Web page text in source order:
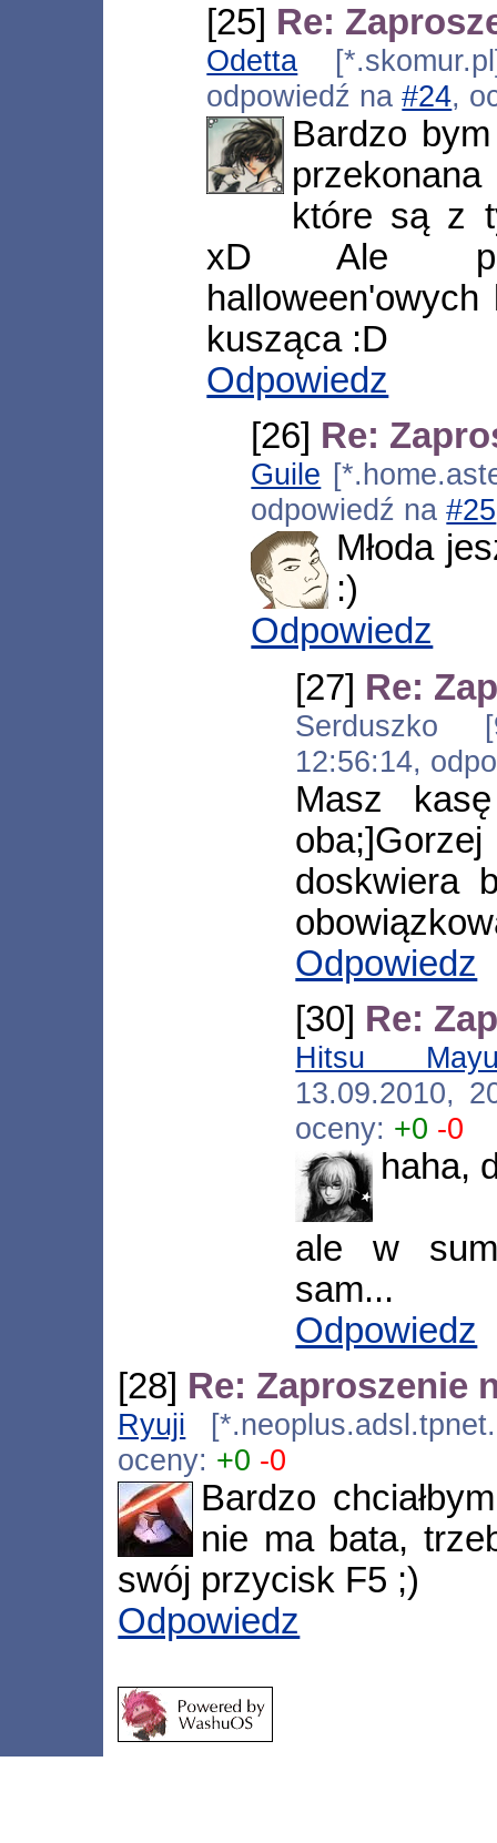
[25] Re:
Odetta
odpowiedź na#24,
Bardzo
które są z
xD Ale
kusząca :D
Odpowiedz
[26] Re:
Guile
odpowiedź na#25
Młoda
:)
Odpowiedz
[27] Re:
Serduszko
12:56:14,
Masz
doskwiera
Odpowiedz
[30] Re:
Hitsu
13.09.2010,
oceny: +0 -0
haha,
ale w
sam...
Odpowiedz
[28] Re: Zaproszenie
Ryuji
oceny: +0 -0
Bardzo
nie ma bata,
swój przycisk F5 ;)
Odpowiedz